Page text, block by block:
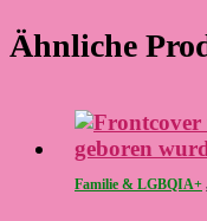
Ähnliche
Familie & LGBQIA+